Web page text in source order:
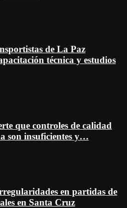
de La Paz
técnica y estudios
que controles de calidad
son insuficientes y…
en partidas de
en Santa Cruz